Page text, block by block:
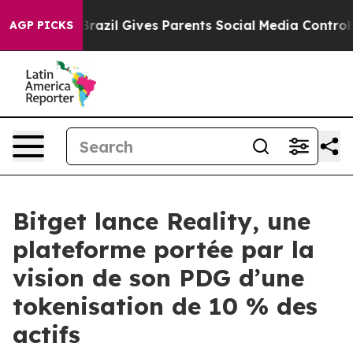
AGP PICKS
Brazil Gives Parents Social Media Controls for
Bitget lance Reality, une
plateforme portée par la
vision de son PDG d’une
tokenisation de 10 % des
actifs